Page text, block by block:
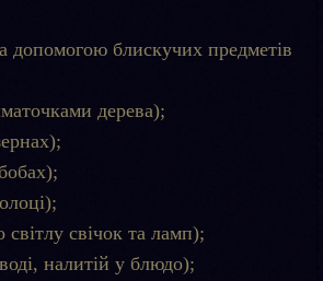
допомогою блискучих предметів
дерева);
свічок та ламп);
налитій у блюдо);